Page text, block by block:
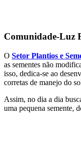
Comunidade-Luz
O Setor Plantios e
as sementes não
isso, dedica-se ao
corretas de manejo do
Assim, no dia a dia
uma pequena semente,